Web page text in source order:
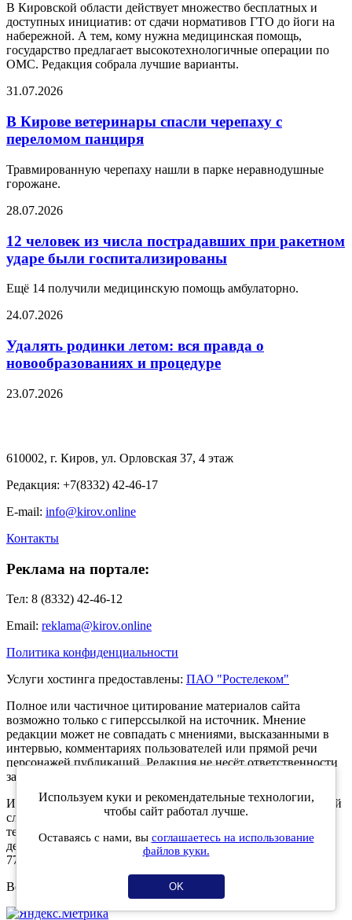
В Кировской области действует множество бесплатных и
доступных инициатив: от сдачи нормативов ГТО до йоги на
набережной. А тем, кому нужна медицинская помощь,
государство предлагает высокотехнологичные операции по
ОМС. Редакция собрала лучшие варианты.
31.07.2026
В Кирове ветеринары спасли черепаху с
переломом панциря
Травмированную черепаху нашли в парке неравнодушные
горожане.
28.07.2026
12 человек из числа пострадавших при ракетном
ударе были госпитализированы
Ещё 14 получили медицинскую помощь амбулаторно.
24.07.2026
Удалять родинки летом: вся правда о
новообразованиях и процедуре
23.07.2026
610002, г. Киров, ул. Орловская 37, 4 этаж
Редакция: +7(8332) 42-46-17
E-mail: info@kirov.online
Контакты
Реклама на портале:
Тел: 8 (8332) 42-46-12
Email: reklama@kirov.online
Политика конфиденциальности
Услуги хостинга предоставлены: ПАО "Ростелеком"
Полное или частичное цитирование материалов сайта
возможно только с гиперссылкой на источник. Мнение
редакции может не совпадать с мнениями, высказанными в
интервью, комментариях пользователей или прямой речи
персонажей публикаций. Редакция не несёт ответственности
за текст комментариев читателей.
Интернет-портал Kirov.online зарегистрирован в Федеральной
службе по надзору в сфере связи, информационных
технологий и массовых коммуникаций (Роскомнадзор) 5
декабря 2019 года. Регистрационный номер ЭЛ № ФС 77 -
77189.
Возрастное ограничение 12+
Используем куки и рекомендательные технологии,
чтобы сайт работал лучше.
Оставаясь с нами, вы соглашаетесь на использование
файлов куки.
OK